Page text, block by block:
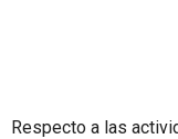
Respecto a las